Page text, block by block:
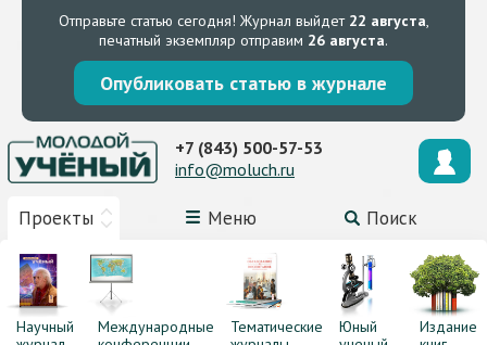
Отправьте статью сегодня! Журнал выйдет 22 августа,
печатный экземпляр отправим 26 августа.
Опубликовать статью в журнале
Проекты Меню Поиск
+7 (843) 500-57-53
info@moluch.ru
Научный
Международные
Тематические
Юный
Издание